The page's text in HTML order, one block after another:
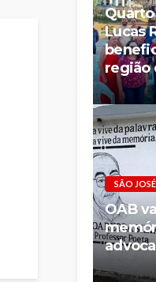
Lucas
região
SÃO
OAB